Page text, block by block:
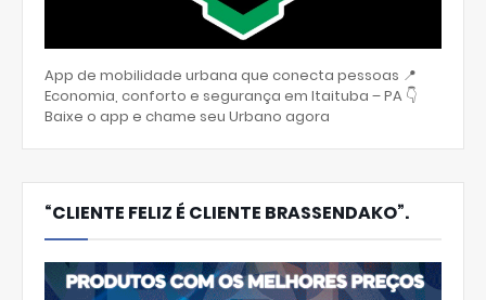
App de mobilidade urbana que conecta pessoas 📍
Economia, conforto e segurança em Itaituba – PA 👇
Baixe o app e chame seu Urbano agora
“CLIENTE FELIZ É CLIENTE BRASSENDAKO”.